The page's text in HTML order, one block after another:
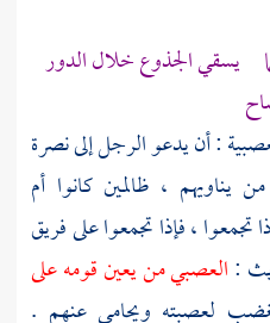
يسقي الجذوع خلال الدور
: أن يدعو الرجل إلى نصرة
، ظالمين كانوا أم
، فإذا تجمعوا على فريق
:العصبي من يعين قومه على
لعصبته ويحامي عنهم .